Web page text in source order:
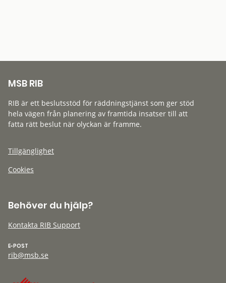
MSB RIB
RIB är ett beslutsstöd för räddningstjänst som ger stöd
hela vägen från planering av framtida insatser till att
fatta rätt beslut när olyckan är framme.
Tillgänglighet
Cookies
Behöver du hjälp?
Kontakta RIB Support
E-POST
rib@msb.se